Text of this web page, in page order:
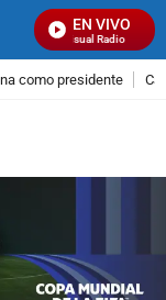
EN VIVO
Señal Visual Radio
como presidente